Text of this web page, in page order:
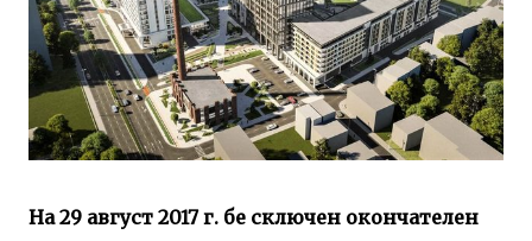
На 29 август 2017 г. бе сключен окончателен